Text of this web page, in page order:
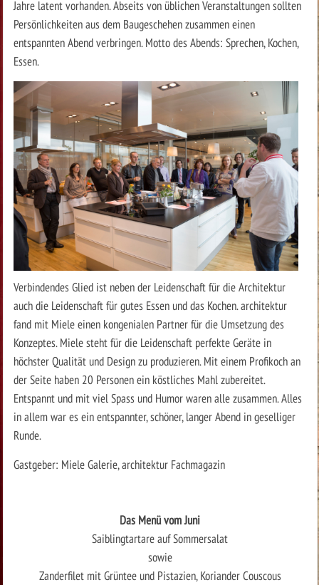
Jahre latent vorhanden. Abseits von üblichen Veranstaltungen sollten
Persönlichkeiten aus dem Baugeschehen zusammen einen
entspannten Abend verbringen. Motto des Abends: Sprechen, Kochen,
Essen.
Verbindendes Glied ist neben der Leidenschaft für die Architektur
auch die Leidenschaft für gutes Essen und das Kochen. architektur
fand mit Miele einen kongenialen Partner für die Umsetzung des
Konzeptes. Miele steht für die Leidenschaft perfekte Geräte in
höchster Qualität und Design zu produzieren. Mit einem Profikoch an
der Seite haben 20 Personen ein köstliches Mahl zubereitet.
Entspannt und mit viel Spass und Humor waren alle zusammen. Alles
in allem war es ein entspannter, schöner, langer Abend in geselliger
Runde.
Gastgeber: Miele Galerie, architektur Fachmagazin
Das Menü vom Juni
Saiblingtartare auf Sommersalat
sowie
Zanderfilet mit Grüntee und Pistazien, Koriander Couscous